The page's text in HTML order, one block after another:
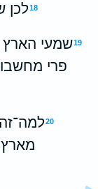
18לכן
19שמעי הארץ
פרי
20
מארץ